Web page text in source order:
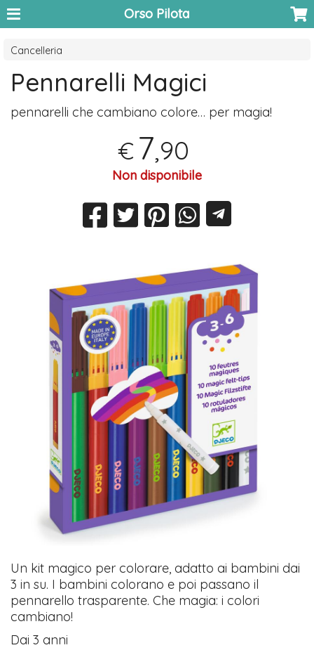
Orso Pilota
Cancelleria
Pennarelli Magici
pennarelli che cambiano colore… per magia!
€ 7,90
Non disponibile
Un kit magico per colorare, adatto ai bambini dai
3 in su. I bambini colorano e poi passano il
pennarello trasparente. Che magia: i colori
cambiano!
Dai 3 anni